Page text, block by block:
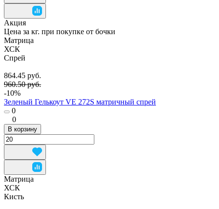
Акция
Цена за кг. при покупке от бочки
Матрица
ХСК
Спрей
864.45 руб.
960.50 руб.
-10%
Зеленый Гелькоут VE 272S матричный спрей
0
0
В корзину
Матрица
ХСК
Кисть